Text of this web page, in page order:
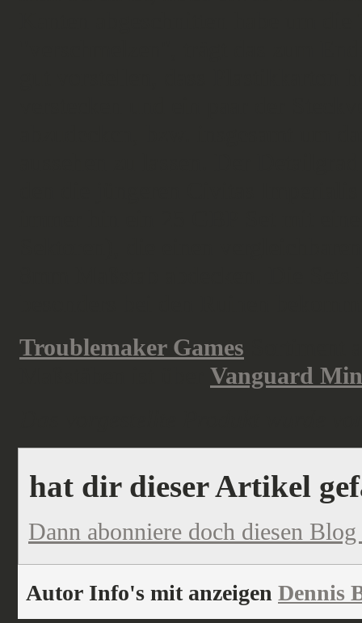
Troublemaker Games
Vanguard
hat dir dieser Artikel
Dann abonniere doch diesen
Autor Info's mit anzeigen Dennis